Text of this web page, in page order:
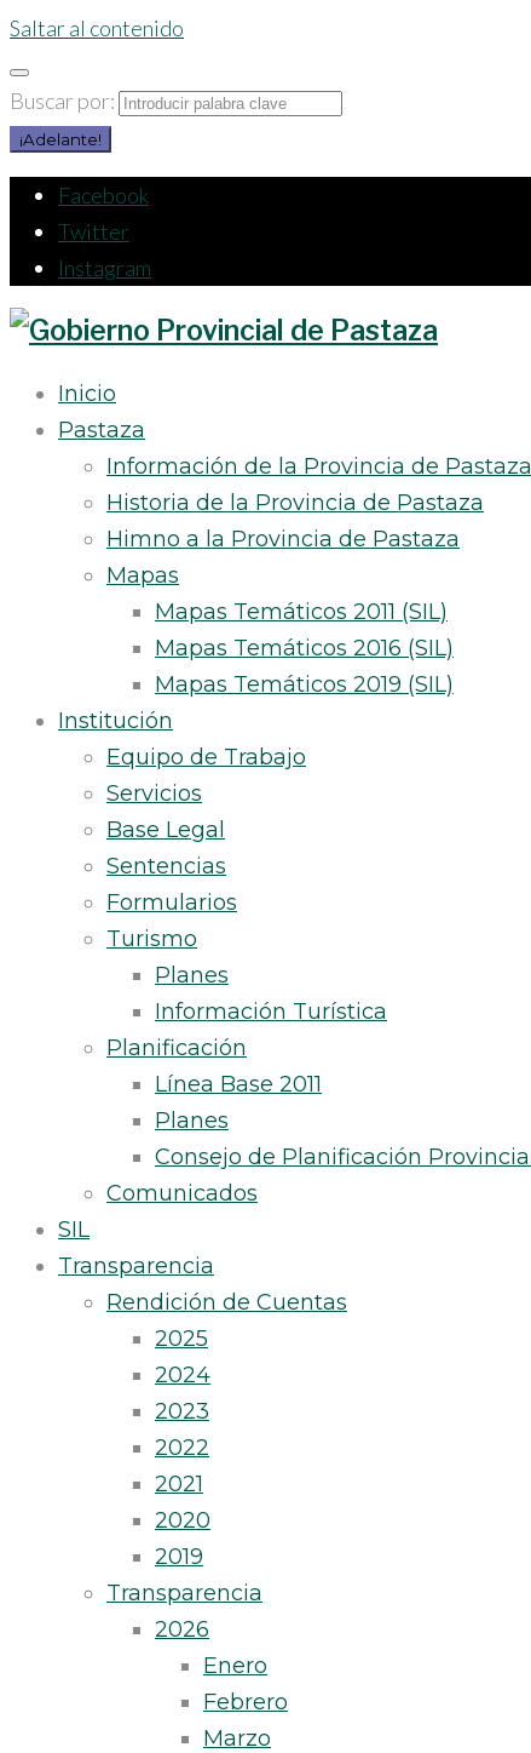
Saltar al contenido
Buscar por:
¡Adelante!
Facebook
Twitter
Instagram
Inicio
Pastaza
Información de la Provincia de Pastaza
Historia de la Provincia de Pastaza
Himno a la Provincia de Pastaza
Mapas
Mapas Temáticos 2011 (SIL)
Mapas Temáticos 2016 (SIL)
Mapas Temáticos 2019 (SIL)
Institución
Equipo de Trabajo
Servicios
Base Legal
Sentencias
Formularios
Turismo
Planes
Información Turística
Planificación
Línea Base 2011
Planes
Consejo de Planificación Provincial
Comunicados
SIL
Transparencia
Rendición de Cuentas
2025
2024
2023
2022
2021
2020
2019
Transparencia
2026
Enero
Febrero
Marzo